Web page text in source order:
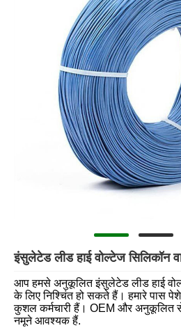
इंसुलेटेड लीड हाई वोल्टेज सिलिकॉन
आप हमसे अनुकूलित इंसुलेटेड लीड हाई
के लिए निश्चिंत हो सकते हैं। हमारे पास
कुशल कर्मचारी हैं। OEM और अनुकूलित
नमूने आवश्यक हैं.